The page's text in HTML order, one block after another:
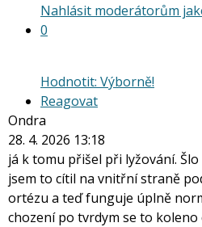
Nahlásit moderátorům
0
Hodnotit: Výborně!
Reagovat
Ondra
28. 4. 2026 13:18
já k tomu přišel při lyžování.
jsem to cítil na vnitřní straně
ortézu a teď funguje úplně
chození po tvrdym se to koleno